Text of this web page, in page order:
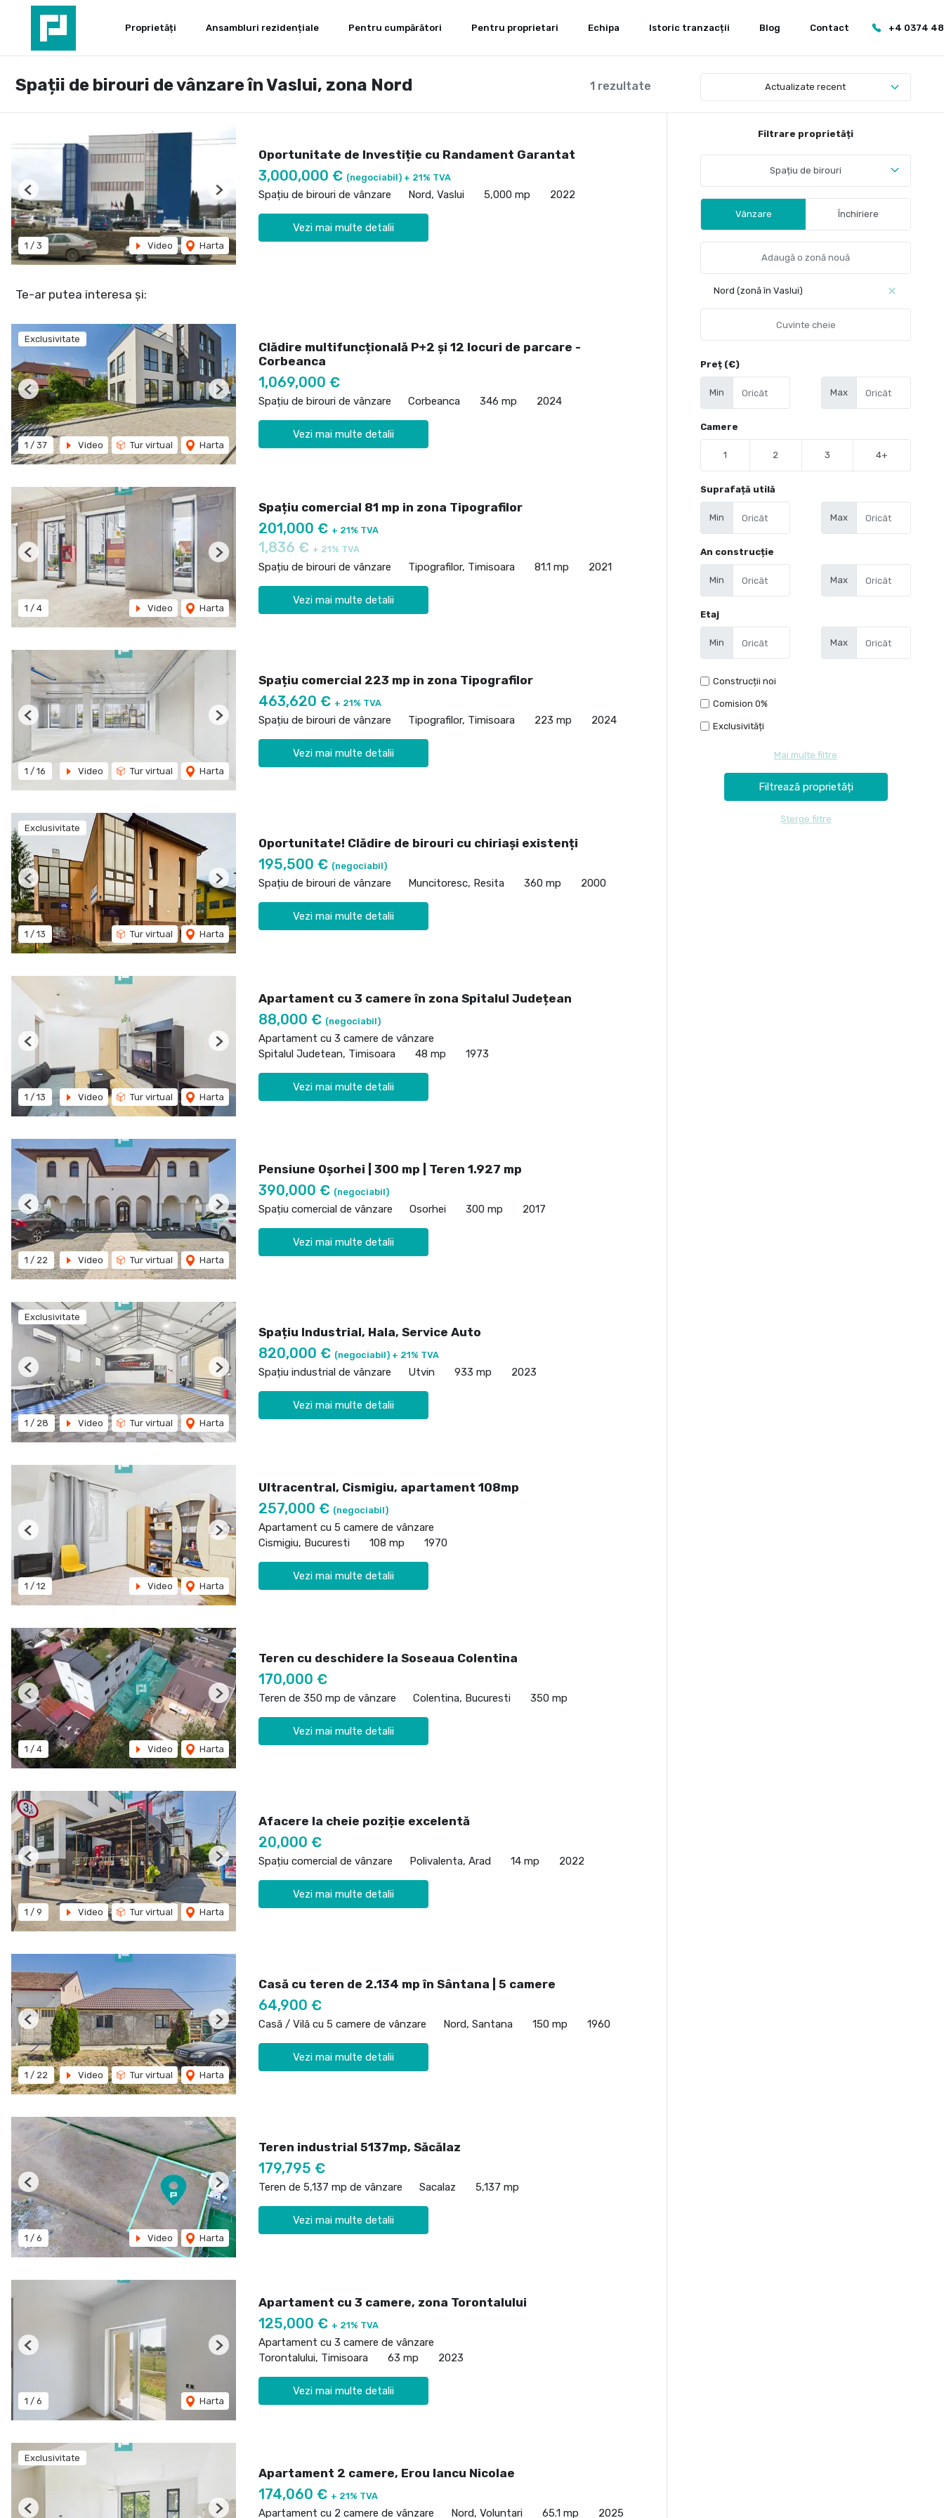
Proprietăți Ansambluri rezidențiale Pentru cumpărători Pentru proprietari Echipa Istoric tranzacții Blog Contact +4 0374
1 rezultate
Spații de birouri de vânzare în Vaslui, zona Nord Actualizate recent
1 / 3 Video Harta
Previous Next
Oportunitate de Investiție cu Randament Garantat
3,000,000 € (negociabil) + 21% TVA
Spațiu de birouri de vânzare Nord, Vaslui 5,000 mp 2022
Vezi mai multe detalii
Te-ar putea interesa și:
Exclusivitate
1 / 37 Video Tur virtual Harta
Previous Next
Clădire multifuncțională P+2 și 12 locuri de parcare -
Corbeanca
1,069,000 €
Spațiu de birouri de vânzare Corbeanca 346 mp 2024
Vezi mai multe detalii
1 / 4 Video Harta
Previous Next
Spațiu comercial 81 mp in zona Tipografilor
201,000 € + 21% TVA
1,836 € + 21% TVA
Spațiu de birouri de vânzare Tipografilor, Timisoara 81.1 mp 2021
Vezi mai multe detalii
1 / 16 Video Tur virtual Harta
Previous Next
Spațiu comercial 223 mp in zona Tipografilor
463,620 € + 21% TVA
Spațiu de birouri de vânzare Tipografilor, Timisoara 223 mp 2024
Vezi mai multe detalii
Exclusivitate
1 / 13 Tur virtual Harta
Previous Next
Oportunitate! Clădire de birouri cu chiriași existenți
195,500 € (negociabil)
Spațiu de birouri de vânzare Muncitoresc, Resita 360 mp 2000
Vezi mai multe detalii
1 / 13 Video Tur virtual Harta
Previous Next
Apartament cu 3 camere în zona Spitalul Județean
88,000 € (negociabil)
Apartament cu 3 camere de vânzare
Spitalul Judetean, Timisoara
48 mp 1973
Vezi mai multe detalii
1 / 22 Video Tur virtual Harta
Previous Next
Pensiune Oșorhei | 300 mp | Teren 1.927 mp
390,000 € (negociabil)
Spațiu comercial de vânzare Osorhei 300 mp 2017
Vezi mai multe detalii
Exclusivitate
1 / 28 Video Tur virtual Harta
Previous Next
Spațiu Industrial, Hala, Service Auto
820,000 € (negociabil) + 21% TVA
Spațiu industrial de vânzare Utvin 933 mp 2023
Vezi mai multe detalii
1 / 12 Video Harta
Previous Next
Ultracentral, Cismigiu, apartament 108mp
257,000 € (negociabil)
Apartament cu 5 camere de vânzare
Cismigiu, Bucuresti
108 mp 1970
Vezi mai multe detalii
1 / 4 Video Harta
Previous Next
Teren cu deschidere la Soseaua Colentina
170,000 €
Teren de 350 mp de vânzare Colentina, Bucuresti 350 mp
Vezi mai multe detalii
1 / 9 Video Tur virtual Harta
Previous Next
Afacere la cheie poziție excelentă
20,000 €
Spațiu comercial de vânzare Polivalenta, Arad 14 mp 2022
Vezi mai multe detalii
1 / 22 Video Tur virtual Harta
Previous Next
Casă cu teren de 2.134 mp în Sântana | 5 camere
64,900 €
Casă / Vilă cu 5 camere de vânzare Nord, Santana 150 mp 1960
Vezi mai multe detalii
1 / 6 Video Harta
Previous Next
Teren industrial 5137mp, Săcălaz
179,795 €
Teren de 5,137 mp de vânzare Sacalaz 5,137 mp
Vezi mai multe detalii
1 / 6 Harta
Previous Next
Apartament cu 3 camere, zona Torontalului
125,000 € + 21% TVA
Apartament cu 3 camere de vânzare
Torontalului, Timisoara
63 mp 2023
Vezi mai multe detalii
Exclusivitate
Previous Next
Apartament 2 camere, Erou Iancu Nicolae
174,060 € + 21% TVA
Apartament cu 2 camere de vânzare Nord, Voluntari 65.1 mp 2025
Filtrare proprietăți
Spațiu de birouri
Vânzare Închiriere
Nord (zonă în Vaslui)
Preț (€)
Min Max
Camere
1 2 3 4+
Suprafață utilă
Min Max
An construcție
Min Max
Etaj
Min Max
Construcții noi
Comision 0%
Exclusivități
Mai multe filtre
Șterge filtre